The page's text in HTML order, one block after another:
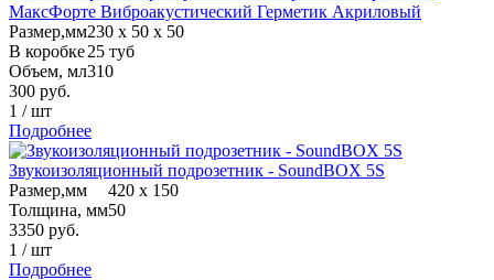
МаксФорте Виброакустический Герметик Акриловый
Размер,мм230 х 50 х 50
В коробке25 туб
Объем, мл310
300 руб.
1 /шт
Подробнее
Звукоизоляционный подрозетник - SoundBOX 5S
Размер,мм
420 х 150
Толщина, мм50
3350 руб.
1 /шт
Подробнее